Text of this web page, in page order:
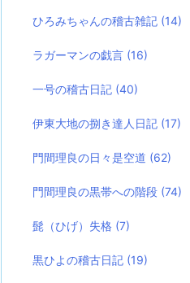
ひろみちゃんの稽古雑記 (14)
ラガーマンの戯言 (16)
一号の稽古日記 (40)
伊東大地の捌き達人日記 (17)
門間理良の日々是空道 (62)
門間理良の黒帯への階段 (74)
髭（ひげ）失格 (7)
黒ひよの稽古日記 (19)